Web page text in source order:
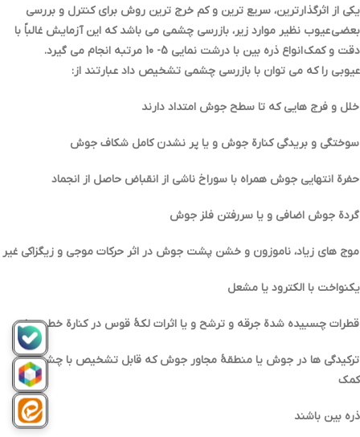
یکی از اثرگذارترین، سریع ترین و کم خرج ترین روش براي کنترل و بررسی
بعضی عیوب نظیر موارد زیر، بازرسی چشمی می باشد که این آزمایش غالباً با
دقت و کمک انواع ذره بین با درشت نمایی 5- 10 مرتبه انجام می گیرد.
عیوبی را که می توان با بازرسی چشمی تشخیص داد عبارتند از:
خلل و فرج هایی که تا سطح جوش امتداد دارند
سوختگی و بریدگی کنارة جوش و یا پر نشدن کامل شکاف جوش
حفرة انتهایی جوش همراه با سوراخ ناشی از انقباض حاصل از انجماد
گردة جوش اضافی و یا سررفتن فلز جوش
موج هاي زیاد، ناموزون و خشن پشت جوش در اثر حرکات موجی و زیگزاکی غیر
یکنواخت با الکترود یا مشعل
قطرات چسبیده شدة جرقه و ترشح و یا اثرات لکۀ قوس در کنارة خط جوش
ترکیدگی ها در جوش یا منطقۀ مجاور جوش که قابل تشخیص با چشم به
کمک
ذره بین باشند